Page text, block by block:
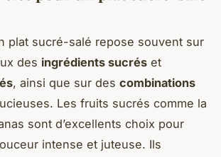
plat sucré-salé repose souvent sur
des ingrédients sucrés et
, ainsi que sur des combinations
Les fruits sucrés comme la
sont d’excellents choix pour
intense et juteuse. Ils